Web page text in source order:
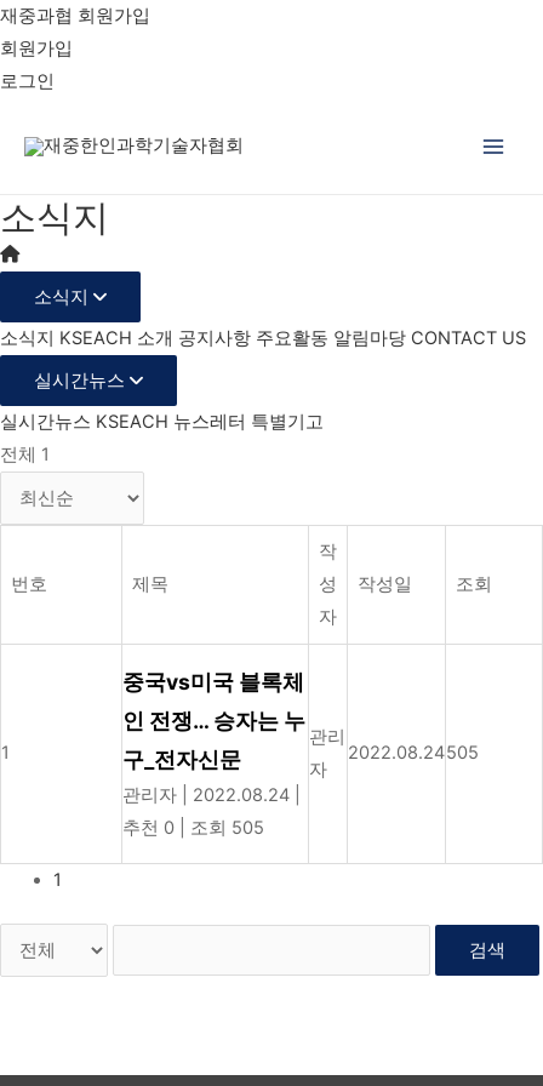
재중과협 회원가입
회원가입
로그인
소식지
소식지
소식지 KSEACH 소개 공지사항 주요활동 알림마당 CONTACT US
실시간뉴스
실시간뉴스 KSEACH 뉴스레터 특별기고
전체 1
번호 제목
작
성
자
작성일 조회
1
중국vs미국 블록체
인 전쟁… 승자는 누
구_전자신문
관리자 2022.08.24
추천 0
조회 505
관리
자
2022.08.24505
1
검색